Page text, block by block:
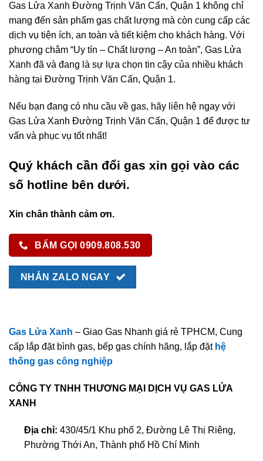
Gas Lửa Xanh Đường Trịnh Văn Cấn, Quận 1 không chỉ
mang đến sản phẩm gas chất lượng mà còn cung cấp các
dịch vụ tiện ích, an toàn và tiết kiệm cho khách hàng. Với
phương châm “Uy tín – Chất lượng – An toàn”, Gas Lửa
Xanh đã và đang là sự lựa chọn tin cậy của nhiều khách
hàng tại Đường Trịnh Văn Cấn, Quận 1.
Nếu bạn đang có nhu cầu về gas, hãy liên hệ ngay với
Gas Lửa Xanh Đường Trịnh Văn Cấn, Quận 1 để được tư
vấn và phục vụ tốt nhất!
Quý khách cần đổi gas xin gọi vào các
số hotline bên dưới.
Xin chân thành cảm ơn.
BẤM GỌI 0909.808.530
NHẮN ZALO NGAY
Gas Lửa Xanh – Giao Gas Nhanh giá rẻ TPHCM, Cung
cấp lắp đặt bình gas, bếp gas chính hãng, lắp đặt hệ
thống gas công nghiệp
CÔNG TY TNHH THƯƠNG MẠI DỊCH VỤ GAS LỬA
XANH
Địa chỉ: 430/45/1 Khu phố 2, Đường Lê Thị Riêng,
Phường Thới An, Thành phố Hồ Chí Minh